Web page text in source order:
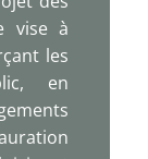
vise à
les
en